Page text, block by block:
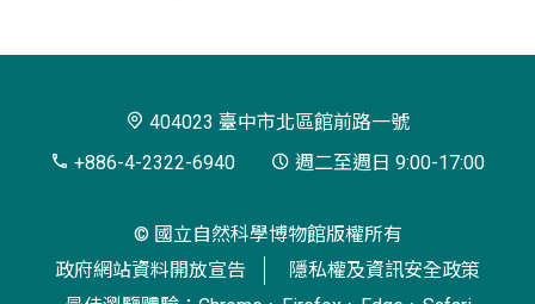
博
閱
404023 臺中市北區館前路一號
+886-4-2322-6940
週二至週日 9:00-17:00
© 國立自然科學博物館版權所有
政府網站資料開放宣告
隱私權及資訊安全政策